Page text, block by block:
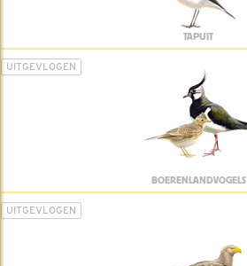
TAPUIT
UITGEVLOGEN
BOERENLANDVOGELS
UITGEVLOGEN